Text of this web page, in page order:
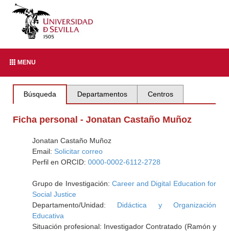
MENU
Búsqueda Departamentos Centros
Ficha personal - Jonatan Castaño Muñoz
Jonatan Castaño Muñoz
Email: Solicitar correo
Perfil en ORCID: 0000-0002-6112-2728
Grupo de Investigación: Career and Digital Education for
Social Justice
Departamento/Unidad: Didáctica y Organización
Educativa
Situación profesional: Investigador Contratado (Ramón y